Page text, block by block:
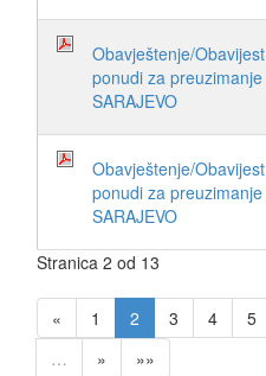
Obavještenje/
ponudi za
SARAJEVO
Obavještenje/
ponudi za preuzimanje
SARAJEVO
Stranica 2 od 13
« 1 2 3 4 5
…
» »»